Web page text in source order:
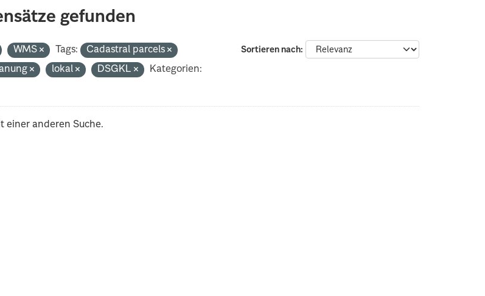
gefunden
Sortieren nach
WMS Tags:
Cadastral parcels
lokal DSGKL
Kategorien:
einer anderen Suche.